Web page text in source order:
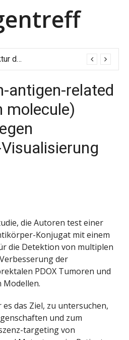
Sicherheitsarchitektur der nächsten Generation: JARXE kombiniert Multi-Wallet und MPC als Schutzschild für digitales Vertrauen
antigen-related
molecule)
die Autoren test einer
Konjugat mit einem
die Detektion von multiplen
der
PDOX Tumoren und
Modellen.
das Ziel, zu untersuchen,
und zum
targeting von